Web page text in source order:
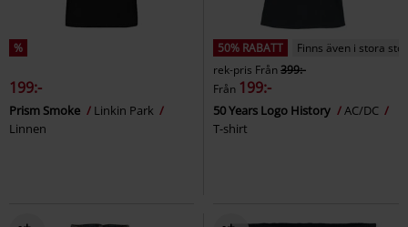
%
199:-
Prism Smoke
Linkin Park
Linnen
50% RABATT
Finns även i stora
rek-pris Från399:-
Från 199:-
50 Years Logo History
AC/DC
T-shirt